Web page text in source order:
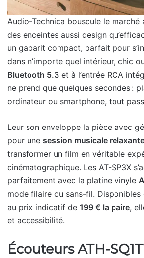
Audio-Technica bouscule le marché
des enceintes aussi design
un gabarit compact, parfait pour
dans n’importe quel intérieur, chic
Bluetooth 5.3 et à l’entrée RCA
ne prend que quelques secondes :
ordinateur ou smartphone, tout
Leur son enveloppe la pièce avec
pour une session musicale relaxante
transformer un film en véritable
cinématographique. Les AT-SP3X
parfaitement avec la platine vinyle
mode filaire ou sans-fil. Disponibles
au prix indicatif de 199 € la paire,
et accessibilité.
Écouteurs ATH-